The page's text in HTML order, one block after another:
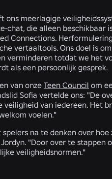
meerlagige
chat, die alleen beschikbaar
Connections.
vertaaltools. Ons doel is
verminderen totdat we het
als een persoonlijk gesprek.
van onze Teen Council om
Sofia vertelde ons: "De
van iedereen. Het
voelen."
na te denken over
"Door over te stappen
veiligheidsnormen."